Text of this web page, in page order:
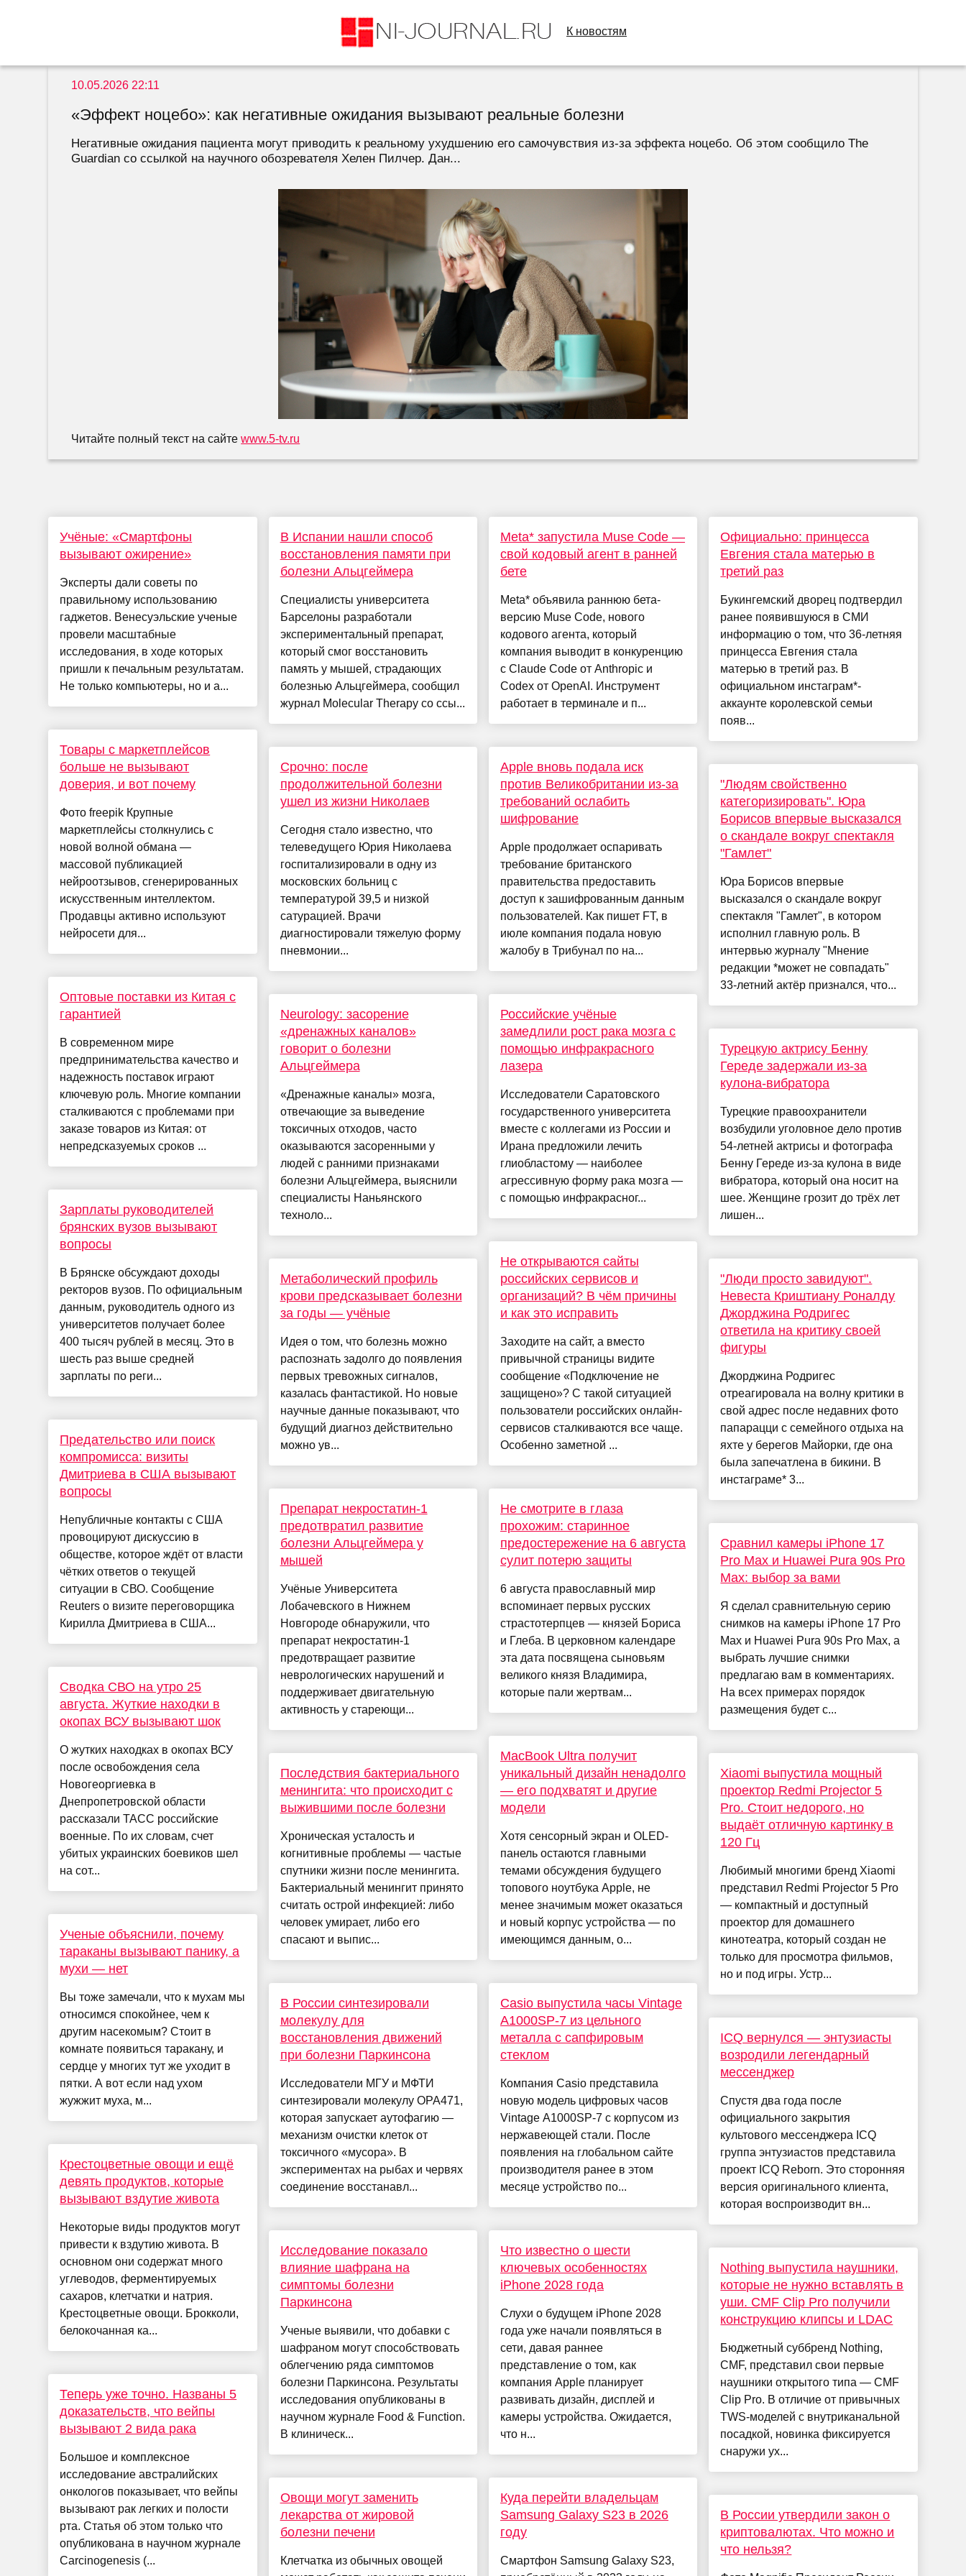
К новостям
10.05.2026 22:11
«Эффект ноцебо»: как негативные ожидания вызывают реальные болезни
Негативные ожидания пациента могут приводить к реальному ухудшению его самочувствия из-за эффекта ноцебо. Об этом сообщило The
Guardian со ссылкой на научного обозревателя Хелен Пилчер. Дан...
Читайте полный текст на сайтеwww.5-tv.ru
Учёные: «Смартфоны
вызывают ожирение»
Эксперты дали советы по
правильному использованию
гаджетов. Венесуэльские ученые
провели масштабные
исследования, в ходе которых
пришли к печальным результатам.
Не только компьютеры, но и а...
Товары с маркетплейсов
больше не вызывают
доверия, и вот почему
Фото freepik Крупные
маркетплейсы столкнулись с
новой волной обмана —
массовой публикацией
нейроотзывов, сгенерированных
искусственным интеллектом.
Продавцы активно используют
нейросети для...
Оптовые поставки из Китая с
гарантией
В современном мире
предпринимательства качество и
надежность поставок играют
ключевую роль. Многие компании
сталкиваются с проблемами при
заказе товаров из Китая: от
непредсказуемых сроков ...
Зарплаты руководителей
брянских вузов вызывают
вопросы
В Брянске обсуждают доходы
ректоров вузов. По официальным
данным, руководитель одного из
университетов получает более
400 тысяч рублей в месяц. Это в
шесть раз выше средней
зарплаты по реги...
Предательство или поиск
компромисса: визиты
Дмитриева в США вызывают
вопросы
Непубличные контакты с США
провоцируют дискуссию в
обществе, которое ждёт от власти
чётких ответов о текущей
ситуации в СВО. Сообщение
Reuters о визите переговорщика
Кирилла Дмитриева в США...
Сводка СВО на утро 25
августа. Жуткие находки в
окопах ВСУ вызывают шок
О жутких находках в окопах ВСУ
после освобождения села
Новогеоргиевка в
Днепропетровской области
рассказали ТАСС российские
военные. По их словам, счет
убитых украинских боевиков шел
на сот...
Ученые объяснили, почему
тараканы вызывают панику, а
мухи — нет
Вы тоже замечали, что к мухам мы
относимся спокойнее, чем к
другим насекомым? Стоит в
комнате появиться таракану, и
сердце у многих тут же уходит в
пятки. А вот если над ухом
жужжит муха, м...
Крестоцветные овощи и ещё
девять продуктов, которые
вызывают вздутие живота
Некоторые виды продуктов могут
привести к вздутию живота. В
основном они содержат много
углеводов, ферментируемых
сахаров, клетчатки и натрия.
Крестоцветные овощи. Брокколи,
белокочанная ка...
Теперь уже точно. Названы 5
доказательств, что вейпы
вызывают 2 вида рака
Большое и комплексное
исследование австралийских
онкологов показывает, что вейпы
вызывают рак легких и полости
рта. Статья об этом только что
опубликована в научном журнале
Carcinogenesis (...
В Испании нашли способ
восстановления памяти при
болезни Альцгеймера
Специалисты университета
Барселоны разработали
экспериментальный препарат,
который смог восстановить
память у мышей, страдающих
болезнью Альцгеймера, сообщил
журнал Molecular Therapy со ссы...
Срочно: после
продолжительной болезни
ушел из жизни Николаев
Сегодня стало известно, что
телеведущего Юрия Николаева
госпитализировали в одну из
московских больниц с
температурой 39,5 и низкой
сатурацией. Врачи
диагностировали тяжелую форму
пневмонии...
Neurology: засорение
«дренажных каналов»
говорит о болезни
Альцгеймера
«Дренажные каналы» мозга,
отвечающие за выведение
токсичных отходов, часто
оказываются засоренными у
людей с ранними признаками
болезни Альцгеймера, выяснили
специалисты Наньянского
техноло...
Метаболический профиль
крови предсказывает болезни
за годы — учёные
Идея о том, что болезнь можно
распознать задолго до появления
первых тревожных сигналов,
казалась фантастикой. Но новые
научные данные показывают, что
будущий диагноз действительно
можно ув...
Препарат некростатин-1
предотвратил развитие
болезни Альцгеймера у
мышей
Учёные Университета
Лобачевского в Нижнем
Новгороде обнаружили, что
препарат некростатин-1
предотвращает развитие
неврологических нарушений и
поддерживает двигательную
активность у стареющи...
Последствия бактериального
менингита: что происходит с
выжившими после болезни
Хроническая усталость и
когнитивные проблемы — частые
спутники жизни после менингита.
Бактериальный менингит принято
считать острой инфекцией: либо
человек умирает, либо его
спасают и выпис...
В России синтезировали
молекулу для
восстановления движений
при болезни Паркинсона
Исследователи МГУ и МФТИ
синтезировали молекулу ОРА471,
которая запускает аутофагию —
механизм очистки клеток от
токсичного «мусора». В
экспериментах на рыбах и червях
соединение восстанавл...
Исследование показало
влияние шафрана на
симптомы болезни
Паркинсона
Ученые выявили, что добавки с
шафраном могут способствовать
облегчению ряда симптомов
болезни Паркинсона. Результаты
исследования опубликованы в
научном журнале Food & Function.
В клиническ...
Овощи могут заменить
лекарства от жировой
болезни печени
Клетчатка из обычных овощей
Meta* запустила Muse Code —
свой кодовый агент в ранней
бете
Meta* объявила раннюю бета-
версию Muse Code, нового
кодового агента, который
компания выводит в конкуренцию
с Claude Code от Anthropic и
Codex от OpenAI. Инструмент
работает в терминале и п...
​​Apple вновь подала иск
против Великобритании из-за
требований ослабить
шифрование
Apple продолжает оспаривать
требование британского
правительства предоставить
доступ к зашифрованным данным
пользователей. Как пишет FT, в
июле компания подала новую
жалобу в Трибунал по на...
Российские учёные
замедлили рост рака мозга с
помощью инфракрасного
лазера
Исследователи Саратовского
государственного университета
вместе с коллегами из России и
Ирана предложили лечить
глиобластому — наиболее
агрессивную форму рака мозга —
с помощью инфракрасног...
Не открываются сайты
российских сервисов и
организаций? В чём причины
и как это исправить
Заходите на сайт, а вместо
привычной страницы видите
сообщение «Подключение не
защищено»? С такой ситуацией
пользователи российских онлайн-
сервисов сталкиваются все чаще.
Особенно заметной ...
Не смотрите в глаза
прохожим: старинное
предостережение на 6 августа
сулит потерю защиты
6 августа православный мир
вспоминает первых русских
страстотерпцев — князей Бориса
и Глеба. В церковном календаре
эта дата посвящена сыновьям
великого князя Владимира,
которые пали жертвам...
MacBook Ultra получит
уникальный дизайн ненадолго
— его подхватят и другие
модели
Хотя сенсорный экран и OLED-
панель остаются главными
темами обсуждения будущего
топового ноутбука Apple, не
менее значимым может оказаться
и новый корпус устройства — по
имеющимся данным, о...
Casio выпустила часы Vintage
A1000SP-7 из цельного
металла с сапфировым
стеклом
Компания Casio представила
новую модель цифровых часов
Vintage A1000SP-7 с корпусом из
нержавеющей стали. После
появления на глобальном сайте
производителя ранее в этом
месяце устройство по...
Что известно о шести
ключевых особенностях
iPhone 2028 года
Слухи о будущем iPhone 2028
года уже начали появляться в
сети, давая раннее
представление о том, как
компания Apple планирует
развивать дизайн, дисплей и
камеры устройства. Ожидается,
что н...
Куда перейти владельцам
Samsung Galaxy S23 в 2026
году
Смартфон Samsung Galaxy S23,
Официально: принцесса
Евгения стала матерью в
третий раз
Букингемский дворец подтвердил
ранее появившуюся в СМИ
информацию о том, что 36-летняя
принцесса Евгения стала
матерью в третий раз. В
официальном инстаграм*-
аккаунте королевской семьи
появ...
"Людям свойственно
категоризировать". Юра
Борисов впервые высказался
о скандале вокруг спектакля
"Гамлет"
Юра Борисов впервые
высказался о скандале вокруг
спектакля "Гамлет", в котором
исполнил главную роль. В
интервью журналу "Мнение
редакции *может не совпадать"
33-летний актёр признался, что...
Турецкую актрису Бенну
Гереде задержали из-за
кулона-вибратора
Турецкие правоохранители
возбудили уголовное дело против
54-летней актрисы и фотографа
Бенну Гереде из-за кулона в виде
вибратора, который она носит на
шее. Женщине грозит до трёх лет
лишен...
"Люди просто завидуют".
Невеста Криштиану Роналду
Джорджина Родригес
ответила на критику своей
фигуры
Джорджина Родригес
отреагировала на волну критики в
свой адрес после недавних фото
папарацци с семейного отдыха на
яхте у берегов Майорки, где она
была запечатлена в бикини. В
инстаграме* 3...
Сравнил камеры iPhone 17
Pro Max и Huawei Pura 90s Pro
Max: выбор за вами
Я сделал сравнительную серию
снимков на камеры iPhone 17 Pro
Max и Huawei Pura 90s Pro Max, а
выбрать лучшие снимки
предлагаю вам в комментариях.
На всех примерах порядок
размещения будет с...
Xiaomi выпустила мощный
проектор Redmi Projector 5
Pro. Стоит недорого, но
выдаёт отличную картинку в
120 Гц
Любимый многими бренд Xiaomi
представил Redmi Projector 5 Pro
— компактный и доступный
проектор для домашнего
кинотеатра, который создан не
только для просмотра фильмов,
но и под игры. Устр...
ICQ вернулся — энтузиасты
возродили легендарный
мессенджер
Спустя два года после
официального закрытия
культового мессенджера ICQ
группа энтузиастов представила
проект ICQ Reborn. Это сторонняя
версия оригинального клиента,
которая воспроизводит вн...
Nothing выпустила наушники,
которые не нужно вставлять в
уши. CMF Clip Pro получили
конструкцию клипсы и LDAC
Бюджетный суббренд Nothing,
CMF, представил свои первые
наушники открытого типа — CMF
Clip Pro. В отличие от привычных
TWS-моделей с внутриканальной
посадкой, новинка фиксируется
снаружи ух...
В России утвердили закон о
криптовалютах. Что можно и
что нельзя?